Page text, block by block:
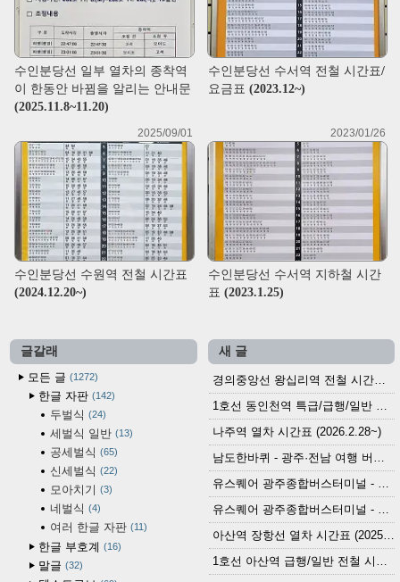
수인분당선 일부 열차의 종착역
이 한동안 바뀜을 알리는 안내문
(2025.11.8~11.20)
수인분당선 수서역 전철 시간표/
요금표 (2023.12~)
2025/09/01
수인분당선 수원역 전철 시간표
(2024.12.20~)
2023/01/26
수인분당선 수서역 지하철 시간
표 (2023.1.25)
글갈래
모든 글
1272
한글 자판 142
두벌식 24
세벌식 일반 13
공세벌식 65
신세벌식 22
모아치기 3
네벌식 4
여러 한글 자판 11
한글 부호계 16
말글 32
새 글
경의중앙선 왕십리역 전철 시간표 (2026.4.20~)
1호선 동인천역 특급/급행/일반 전철 시간표 (2026.2.28~)
나주역 열차 시간표 (2026.2.28~)
남도한바퀴 - 광주·전남 여행 버스 노선 (2026.3.1~5.31)
유스퀘어 광주종합버스터미널 - 곡성,순천／화순,보성,율포 방면 시외버스 시간표 (2026.1.31)
유스퀘어 광주종합버스터미널 - 담양, 순창, 남원, 무주, 장수, 거창, 대구 방면 시외버스 시간표 (2026...
아산역 장항선 열차 시간표 (2025.12.30 기준) (무궁화호, ITX-마음, 새마을호, 서해금빛열차)
1호선 아산역 급행/일반 전철 시간표 (2025.12.30~)